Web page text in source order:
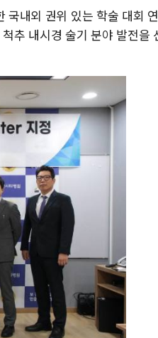
국내외 권위 있는 학술 대회 연
추 내시경 술기 분야 발전을